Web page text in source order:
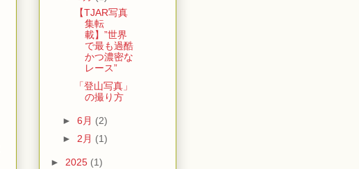
【TJAR写真
集転
載】”世界
で最も過酷
かつ濃密な
レース”
「登山写真」
の撮り方
► 6月 (2)
► 2月 (1)
► 2025 (1)